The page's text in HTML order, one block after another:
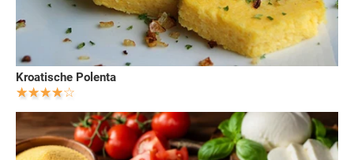
Kroatische Polenta